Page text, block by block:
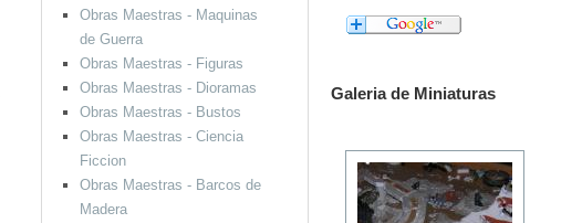
Galeria de Miniaturas
Obras Maestras - Maquinas
de Guerra
Obras Maestras - Figuras
Obras Maestras - Dioramas
Obras Maestras - Bustos
Obras Maestras - Ciencia
Ficcion
Obras Maestras - Barcos de
Madera